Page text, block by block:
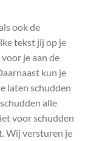
ook de
tekst jij op je
je aan de
kun je
laten schudden
alle
voor schudden
Wij versturen je